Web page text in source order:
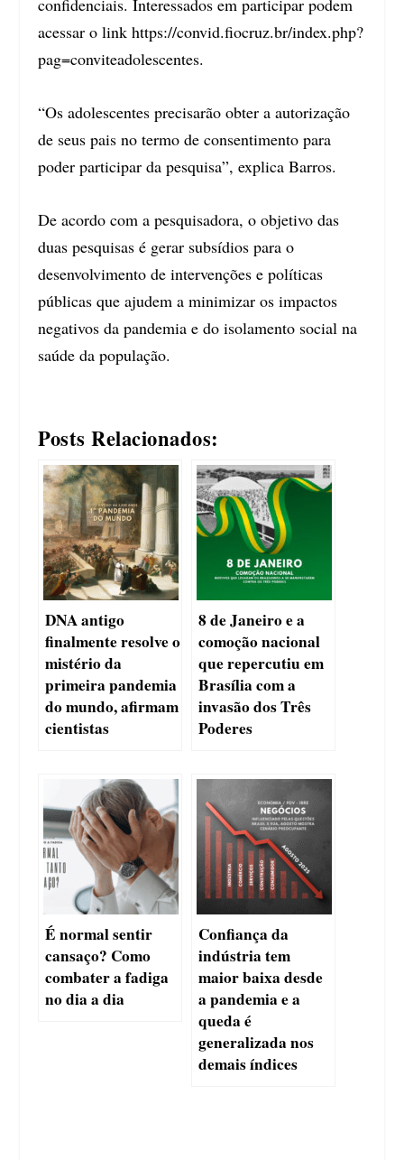
confidenciais. Interessados em participar podem
acessar o linkhttps://convid.fiocruz.br/index.php?
pag=conviteadolescentes.
“Os adolescentes precisarão obter a autorização
de seus pais no termo de consentimento para
poder participar da pesquisa”, explica Barros.
De acordo com a pesquisadora, o objetivo das
duas pesquisas é gerar subsídios para o
desenvolvimento de intervenções e políticas
públicas que ajudem a minimizar os impactos
negativos da pandemia e do isolamento social na
saúde da população.
Posts Relacionados:
DNA antigo
finalmente resolve o
mistério da
primeira pandemia
do mundo, afirmam
cientistas
8 de Janeiro e a
comoção nacional
que repercutiu em
Brasília com a
invasão dos Três
Poderes
É normal sentir
cansaço? Como
combater a fadiga
no dia a dia
Confiança da
indústria tem
maior baixa desde
a pandemia e a
queda é
generalizada nos
demais índices